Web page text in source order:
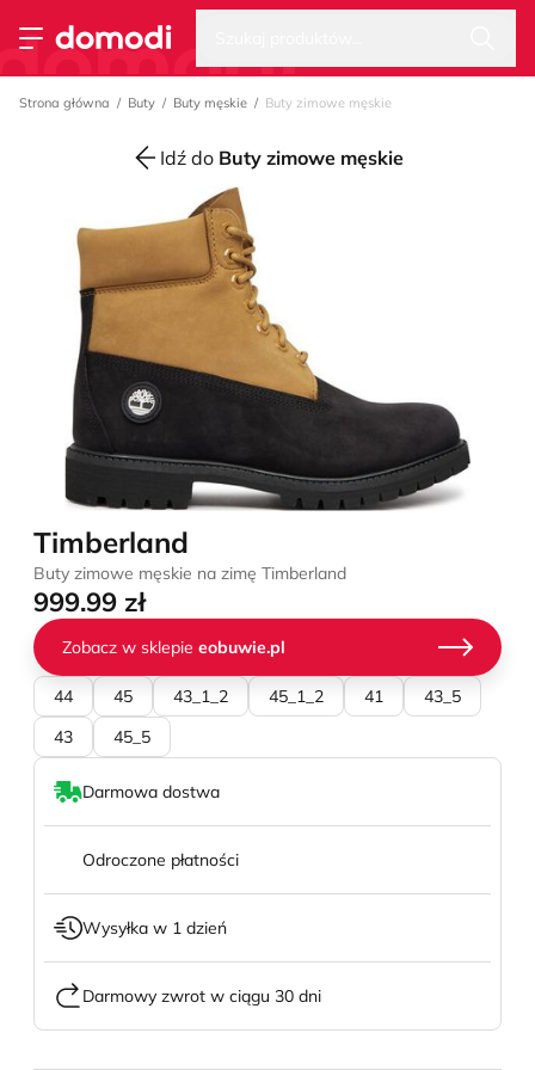
Przełącz menu
Strona główna
Strona główna Buty Buty męskie Buty zimowe męskie
Idź do Buty zimowe męskie
Timberland
Buty zimowe męskie na zimę Timberland
999.99 zł
Zobacz w sklepie eobuwie.pl
44 45 43_1_2 45_1_2 41
43_5
43
45_5
Darmowa dostwa
Odroczone płatności
Wysyłka w 1 dzień
Darmowy zwrot w ciągu 30 dni